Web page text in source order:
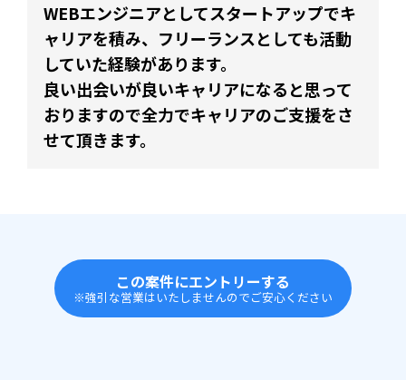
WEBエンジニアとしてスタートアップでキ
ャリアを積み、フリーランスとしても活動
していた経験があります。
良い出会いが良いキャリアになると思って
おりますので全力でキャリアのご支援をさ
せて頂きます。
この案件にエントリーする
※強引な営業はいたしませんのでご安心ください